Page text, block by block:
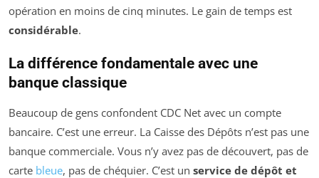
opération en moins de cinq minutes. Le gain de temps est
considérable.
La différence fondamentale avec une
banque classique
Beaucoup de gens confondent CDC Net avec un compte
bancaire. C’est une erreur. La Caisse des Dépôts n’est pas une
banque commerciale. Vous n’y avez pas de découvert, pas de
carte bleue, pas de chéquier. C’est un service de dépôt et